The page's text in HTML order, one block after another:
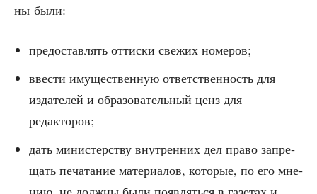
ны были:
предо­став­лять оттис­ки све­жих номеров;
вве­сти иму­ще­ствен­ную ответ­ствен­ность для
изда­те­лей и обра­зо­ва­тель­ный ценз для
редакторов;
дать мини­стер­ству внут­рен­них дел пра­во запре­
щать печа­та­ние мате­ри­а­лов, кото­рые, по его мне­